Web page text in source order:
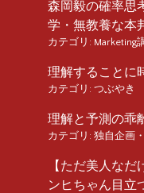
森岡毅の確率思
学・無教養な本
カテゴリ: Marketing
理解することに
カテゴリ: つぶやき
理解と予測の乖
カテゴリ: 独自企画
【ただ美人な
ンヒちゃん目立